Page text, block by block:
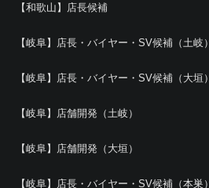
【和歌山】店長候補
【岐阜】店長・バイヤー・SV候補（土岐）
【岐阜】店長・バイヤー・SV候補（大垣）
【岐阜】店舗開発（土岐）
【岐阜】店舗開発（大垣）
【岐阜】店長・バイヤー・SV候補（本巣）